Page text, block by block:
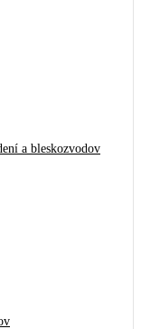
a bleskozvodov